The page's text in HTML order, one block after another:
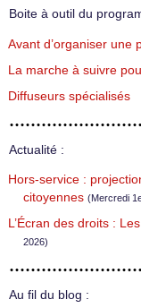
Boite à outil du
Avant d’organiser une
La marche à suivre
Diffuseurs spécialisés
Actualité :
Hors-service :
citoyennes (Mercredi
L’Écran des droits :
2026)
Au fil du blog :